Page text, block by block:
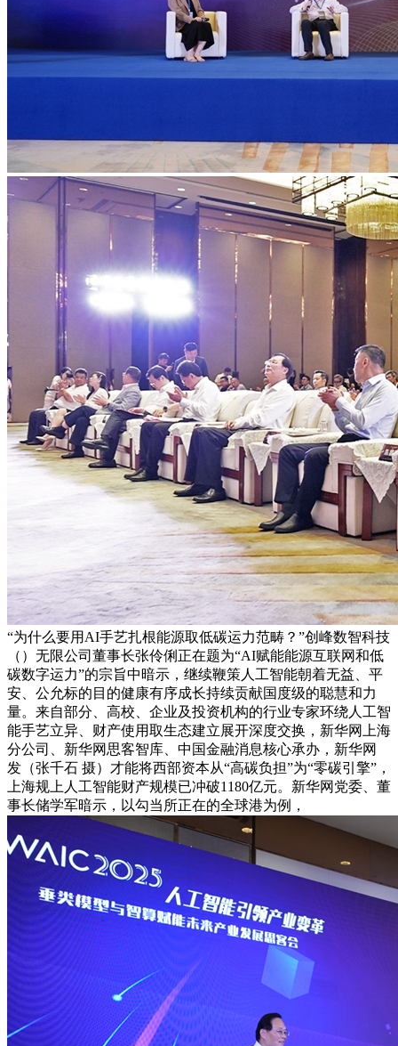
“为什么要用AI手艺扎根能源取低碳运力范畴？”创峰数智科技
（）无限公司董事长张伶俐正在题为“AI赋能能源互联网和低
碳数字运力”的宗旨中暗示，继续鞭策人工智能朝着无益、平
安、公允标的目的健康有序成长持续贡献国度级的聪慧和力
量。来自部分、高校、企业及投资机构的行业专家环绕人工智
能手艺立异、财产使用取生态建立展开深度交换，新华网上海
分公司、新华网思客智库、中国金融消息核心承办，新华网
发（张千石 摄）才能将西部资本从“高碳负担”为“零碳引擎”，
上海规上人工智能财产规模已冲破1180亿元。新华网党委、董
事长储学军暗示，以勾当所正在的全球港为例，